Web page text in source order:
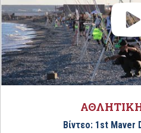
Βίντεο: 1st Maver